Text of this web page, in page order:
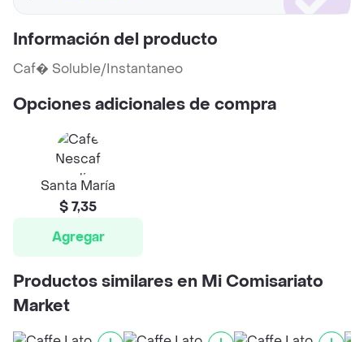
Información del producto
Caf� Soluble/Instantaneo
Opciones adicionales de compra
Santa María
$ 7,35
Agregar
Productos similares en Mi Comisariato
Market